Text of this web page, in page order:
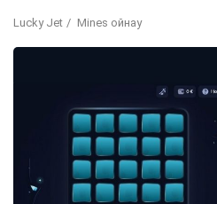
1Win ойындары
Lucky Jet Mines ойнау